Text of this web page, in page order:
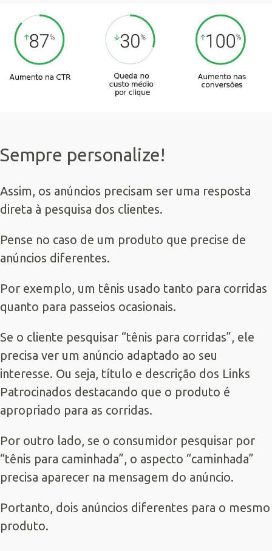
Sempre personalize!
Assim, os anúncios precisam ser uma resposta
direta à pesquisa dos clientes.
Pense no caso de um produto que precise de
anúncios diferentes.
Por exemplo, um tênis usado tanto para corridas
quanto para passeios ocasionais.
Se o cliente pesquisar “tênis para corridas”, ele
precisa ver um anúncio adaptado ao seu
interesse. Ou seja, título e descrição dos Links
Patrocinados destacando que o produto é
apropriado para as corridas.
Por outro lado, se o consumidor pesquisar por
“tênis para caminhada”, o aspecto “caminhada”
precisa aparecer na mensagem do anúncio.
Portanto, dois anúncios diferentes para o mesmo
produto.